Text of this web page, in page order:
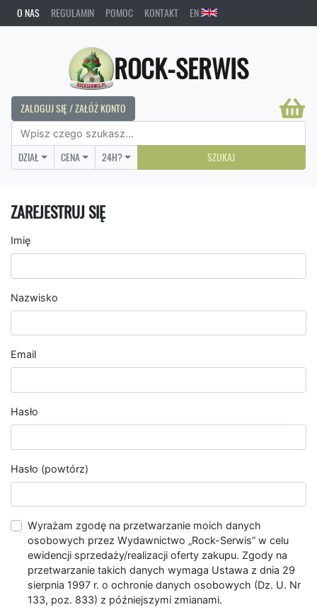
O NAS REGULAMIN POMOC KONTAKT EN
ROCK-SERWIS
ZALOGUJ SIĘ / ZAŁÓŻ KONTO
DZIAŁ CENA 24H? SZUKAJ
ZAREJESTRUJ SIĘ
Imię
Nazwisko
Email
Hasło
Hasło (powtórz)
Wyrażam zgodę na przetwarzanie moich danych
osobowych przez Wydawnictwo „Rock-Serwis” w celu
ewidencji sprzedaży/realizacji oferty zakupu. Zgody na
przetwarzanie takich danych wymaga Ustawa z dnia 29
sierpnia 1997 r. o ochronie danych osobowych (Dz. U. Nr
133, poz. 833) z późniejszymi zmianami.